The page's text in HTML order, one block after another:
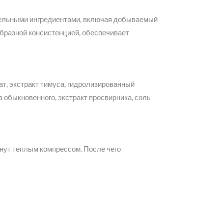
ингредиентами, включая добываемый
консистенцией, обеспечивает
экстракт тимуса, гидролизированный
экстракт просвирника, соль
теплым компрессом. После чего